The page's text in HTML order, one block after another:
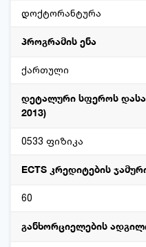
დოქტორანტურა
პროგრამის ენა
ქართული
დეტალური სფეროს
2013)
0533 ფიზიკა
ECTS კრედიტების
60
განხორციელების